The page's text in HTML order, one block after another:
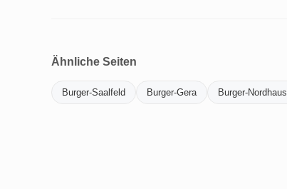
Ähnliche Seiten
Burger-Saalfeld Burger-Gera Burger-